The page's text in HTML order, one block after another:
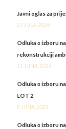
Javni oglas za
27 JULA, 2026
Odluka o izboru
rekonstrukciji
11 JUNA, 2026
Odluka o izboru
LOT 2
8 JUNA, 2026
Odluka o izboru